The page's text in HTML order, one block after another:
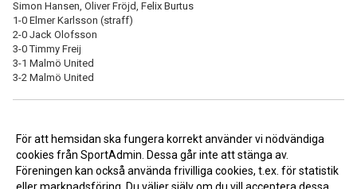
Simon Hansen, Oliver Fröjd, Felix Burtus
1-0 Elmer Karlsson (straff)
2-0 Jack Olofsson
3-0 Timmy Freij
3-1 Malmö United
3-2 Malmö United
<< Tillbaka
För att hemsidan ska fungera korrekt använder vi nödvändiga
cookies från SportAdmin. Dessa går inte att stänga av.
Föreningen kan också använda frivilliga cookies, t.ex. för statistik